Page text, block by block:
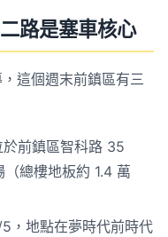
路是塞車核心
這個週末前鎮區有三
於前鎮區智科路 35
總樓地板約 1.4 萬
，地點在夢時代前時代